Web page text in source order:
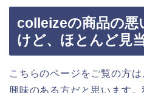
colleizeの商品の悪
けど、ほとんど見
こちらのページをご覧の方
興味のある方だと思います